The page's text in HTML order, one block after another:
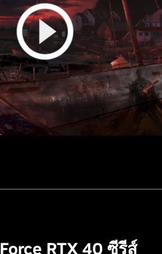
RTX 40 ซีรีส์